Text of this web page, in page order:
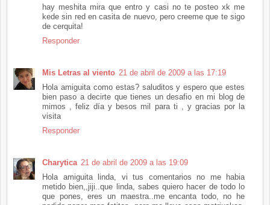
hay meshita mira que entro y casi no te posteo xk me
kede sin red en casita de nuevo, pero creeme que te sigo
de cerquita!
Responder
Mis Letras al viento 21 de abril de 2009 a las 17:19
Hola amiguita como estas? saluditos y espero que estes
bien paso a decirte que tienes un desafio en mi blog de
mimos , feliz día y besos mil para ti , y gracias por la
visita
Responder
Charytica 21 de abril de 2009 a las 19:09
Hola amiguita linda, vi tus comentarios no me habia
metido bien,,jiji..que linda, sabes quiero hacer de todo lo
que pones, eres un maestra..me encanta todo, no he